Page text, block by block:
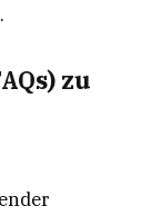
zu